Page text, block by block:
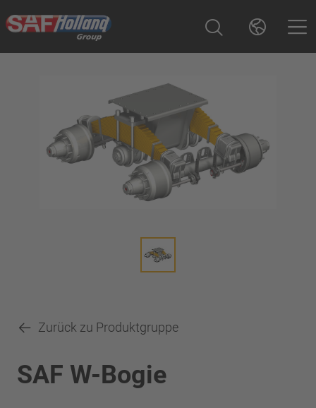
Zurück zu Produktgruppe
SAF W-Bogie